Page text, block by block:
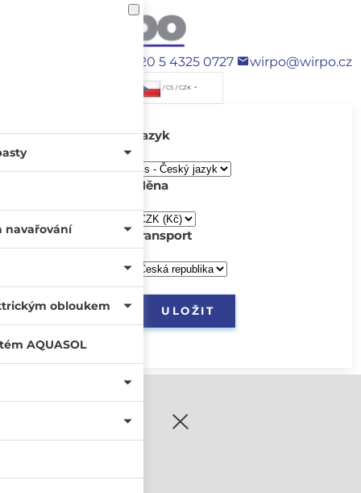
+420 5 4325 0727 wirpo@wirpo.cz
/ CS / CZK
Jazyk
Měna
transport
navařování
obloukem
AQUASOL